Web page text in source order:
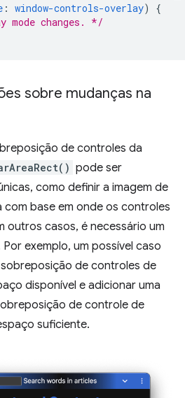
: window-controls-overlay)
{
mode changes. */
sobre mudanças na
de controles da
pode ser
como definir a imagem de
base em onde os controles
outros casos, é necessário um
exemplo, um possível caso
de controles de
disponível e adicionar uma
de controle de
suficiente.